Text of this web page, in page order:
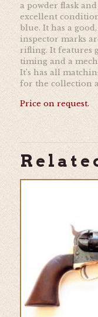
a powder flask
excellent
blue. It has a
inspector marks
rifling. It features
timing and a
It’s has all
for the collection
Price on request.